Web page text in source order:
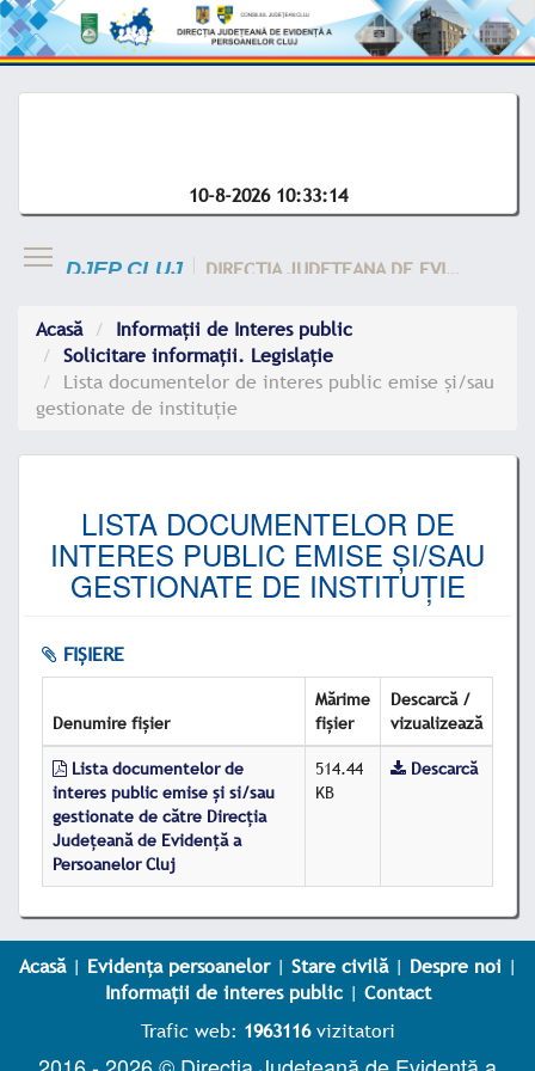
10-8-2026 10:33:14
DJEP CLUJ DIRECTIA JUDETEANA DE EVIDENTA A CLUJ
Acasă
Informații de Interes public
Solicitare informații. Legislație
Lista documentelor de interes public emise și/sau
gestionate de instituție
LISTA DOCUMENTELOR DE
INTERES PUBLIC EMISE ȘI/SAU
GESTIONATE DE INSTITUȚIE
FIȘIERE
Denumire fișier
Mărime
fișier
Descarcă /
vizualizează
Lista documentelor de
interes public emise şi si/sau
gestionate de către Direcția
Județeană de Evidență a
Persoanelor Cluj
514.44
KB
Descarcă
Acasă| Evidența persoanelor| Stare civilă| Despre noi|
Informații de interes public| Contact
Trafic web: 1963116vizitatori